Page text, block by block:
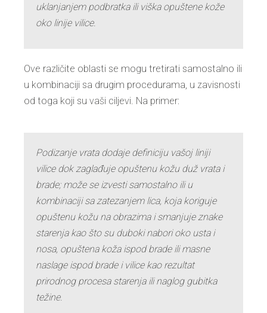
uklanjanjem podbratka ili viška opuštene kože
oko linije vilice.
Ove različite oblasti se mogu tretirati samostalno ili
u kombinaciji sa drugim procedurama, u zavisnosti
od toga koji su vaši ciljevi. Na primer:
Podizanje vrata dodaje definiciju vašoj liniji
vilice dok zaglađuje opuštenu kožu duž vrata i
brade; može se izvesti samostalno ili u
kombinaciji sa zatezanjem lica, koja koriguje
opuštenu kožu na obrazima i smanjuje znake
starenja kao što su duboki nabori oko usta i
nosa, opuštena koža ispod brade ili masne
naslage ispod brade i vilice kao rezultat
prirodnog procesa starenja ili naglog gubitka
težine.